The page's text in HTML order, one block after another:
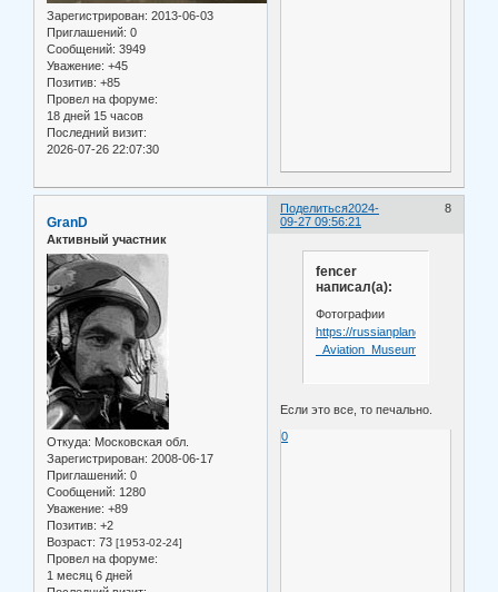
Зарегистрирован: 2013-06-03
Приглашений: 0
Сообщений: 3949
Уважение: +45
Позитив: +85
Провел на форуме:
18 дней 15 часов
Последний визит:
2026-07-26 22:07:30
Поделиться 8
2024-
09-27 09:56:21
GranD
Активный участник
Откуда: Московская обл.
Зарегистрирован: 2008-06-17
Приглашений: 0
Сообщений: 1280
Уважение: +89
Позитив: +2
Возраст: 73 [1953-02-24]
Провел на форуме:
1 месяц 6 дней
fencer
написал(а):
Фотографии
https://russianplanes.net/city/
_Aviation_Museum
Если это все, то печально.
0